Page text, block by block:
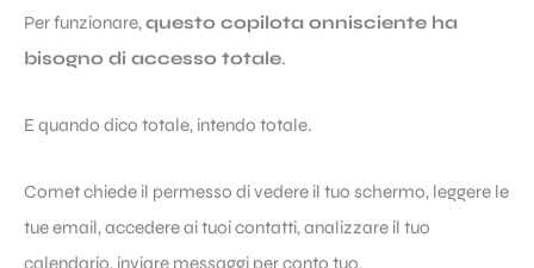
Per funzionare,questo copilota onnisciente ha
bisogno di accesso totale.
E quando dico totale, intendo totale.
Comet chiede il permesso di vedere il tuo schermo, leggere le
tue email, accedere ai tuoi contatti, analizzare il tuo
calendario, inviare messaggi per conto tuo.